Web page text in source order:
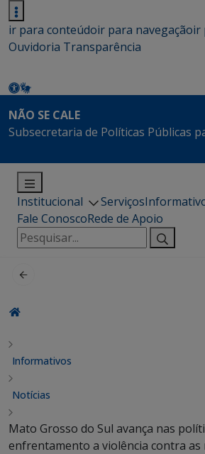
ir para conteúdoir para navegaçãoir
Ouvidoria Transparência
NÃO SE CALE
Subsecretaria de Políticas Públicas
Institucional Serviços
Fale ConoscoRede de Apoio
Pesquisar
por:
Informativos
Notícias
Mato Grosso do Sul avança nas
enfrentamento a violência contra as